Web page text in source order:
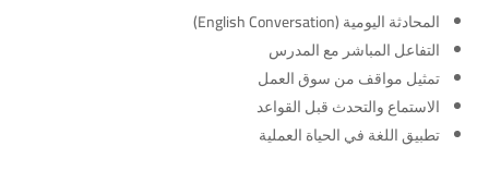
المحادثة اليومية (English Conversation)
التفاعل المباشر مع المدرس
تمثيل مواقف من سوق العمل
الاستماع والتحدث قبل القواعد
تطبيق اللغة في الحياة العملية